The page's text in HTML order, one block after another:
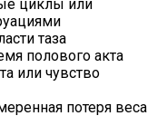
циклы или
таза
полового акта
или чувство
потеря веса